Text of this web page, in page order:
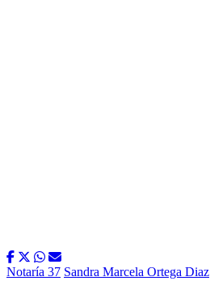
Notaría 37 Sandra Marcela Ortega Diaz